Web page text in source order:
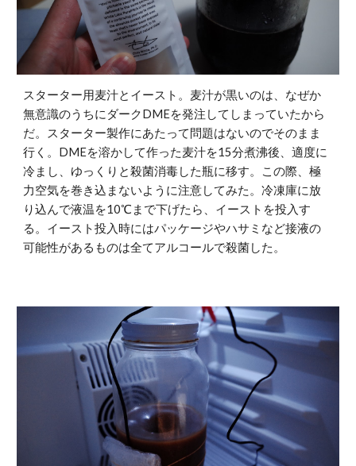
スターター用麦汁とイースト。麦汁が黒いのは、なぜか
無意識のうちにダークDMEを発注してしまっていたから
だ。スターター製作にあたって問題はないのでそのまま
行く。DMEを溶かして作った麦汁を15分煮沸後、適度に
冷まし、ゆっくりと殺菌消毒した瓶に移す。この際、極
力空気を巻き込まないように注意してみた。冷凍庫に放
り込んで液温を10℃まで下げたら、イーストを投入す
る。イースト投入時にはパッケージやハサミなど接液の
可能性があるものは全てアルコールで殺菌した。